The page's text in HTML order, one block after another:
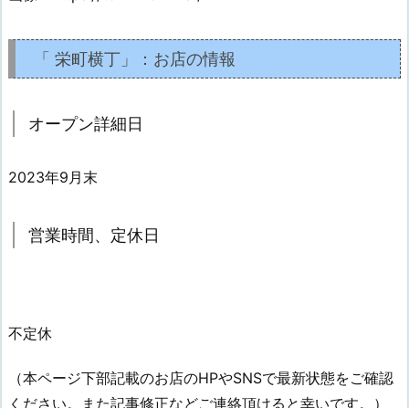
「 栄町横丁」：お店の情報
オープン詳細日
2023年9月末
営業時間、定休日
不定休
（本ページ下部記載のお店のHPやSNSで最新状態をご確認
ください。また記事修正などご連絡頂けると幸いです。）